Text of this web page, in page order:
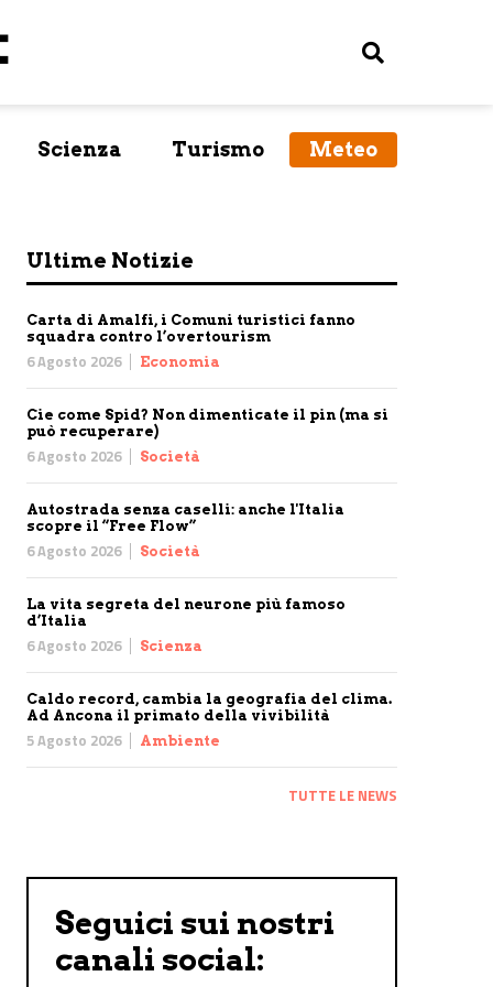
Scienza Turismo Meteo
Ultime Notizie
Carta di Amalfi, i Comuni turistici fanno
squadra contro l’overtourism
6 Agosto 2026 Economia
Cie come Spid? Non dimenticate il pin (ma si
può recuperare)
6 Agosto 2026 Società
Autostrada senza caselli: anche l'Italia
scopre il “Free Flow”
6 Agosto 2026 Società
La vita segreta del neurone più famoso
d’Italia
6 Agosto 2026 Scienza
Caldo record, cambia la geografia del clima.
Ad Ancona il primato della vivibilità
5 Agosto 2026 Ambiente
TUTTE LE NEWS
Seguici sui nostri
canali social: